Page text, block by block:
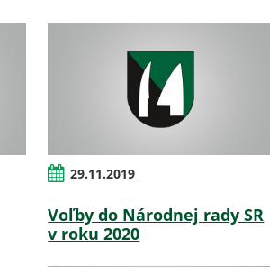
29.11.2019
Voľby do Národnej rady SR
v roku 2020